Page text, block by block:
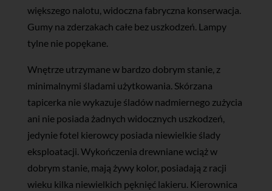
większego nalotu, widoczna fabryczna konserwacja.
Gumy na zderzakach całe bez uszkodzeń. Lampy
tylne nie popękane.
Wnętrze utrzymane w bardzo dobrym stanie, z
minimalnymi śladami użytkowania. Skórzana
tapicerka nie wykazuje śladów nadmiernego zużycia
ani nie posiada żadnych widocznych uszkodzeń,
jedynie fotel kierowcy posiada niewielkie ślady
eksploatacji. Wykończenia drewniane wciąż w
dobrym stanie, mają żywy kolor, posiadają z racji
wieku kilka niewielkich pęknięć lakieru. Kierownica